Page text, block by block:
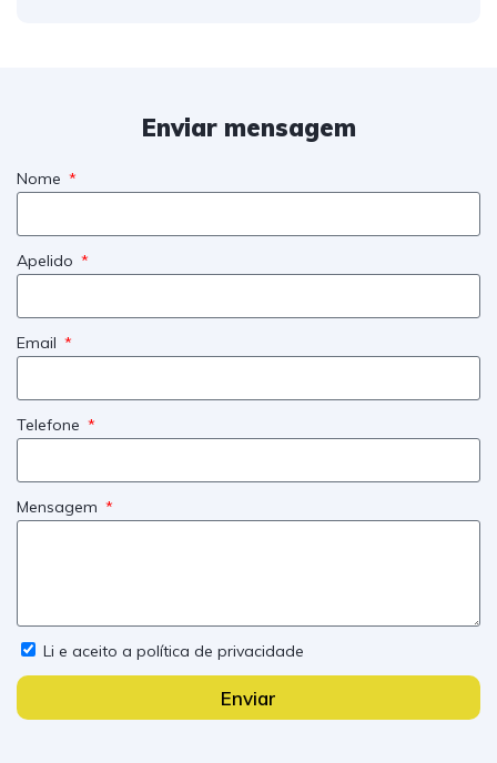
Enviar mensagem
Nome
Apelido
Email
Telefone
Mensagem
Li e aceito a política de privacidade
Enviar